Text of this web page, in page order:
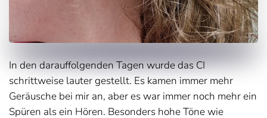
In den darauffolgenden Tagen wurde das CI
schrittweise lauter gestellt. Es kamen immer mehr
Geräusche bei mir an, aber es war immer noch mehr ein
Spüren als ein Hören. Besonders hohe Töne wie